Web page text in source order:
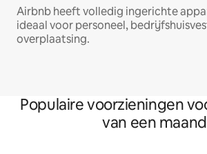
Airbnb heeft volledig ingerichte
ideaal voor personeel,
overplaatsing.
Populaire voorzieningen
van een maand